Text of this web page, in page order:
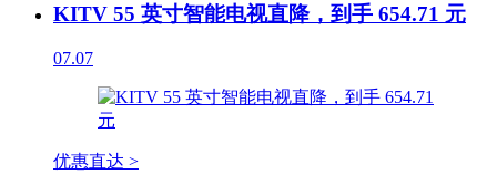
KITV 55 英寸智能电视直降，到手 654.71 元
07.07
优惠直达 >